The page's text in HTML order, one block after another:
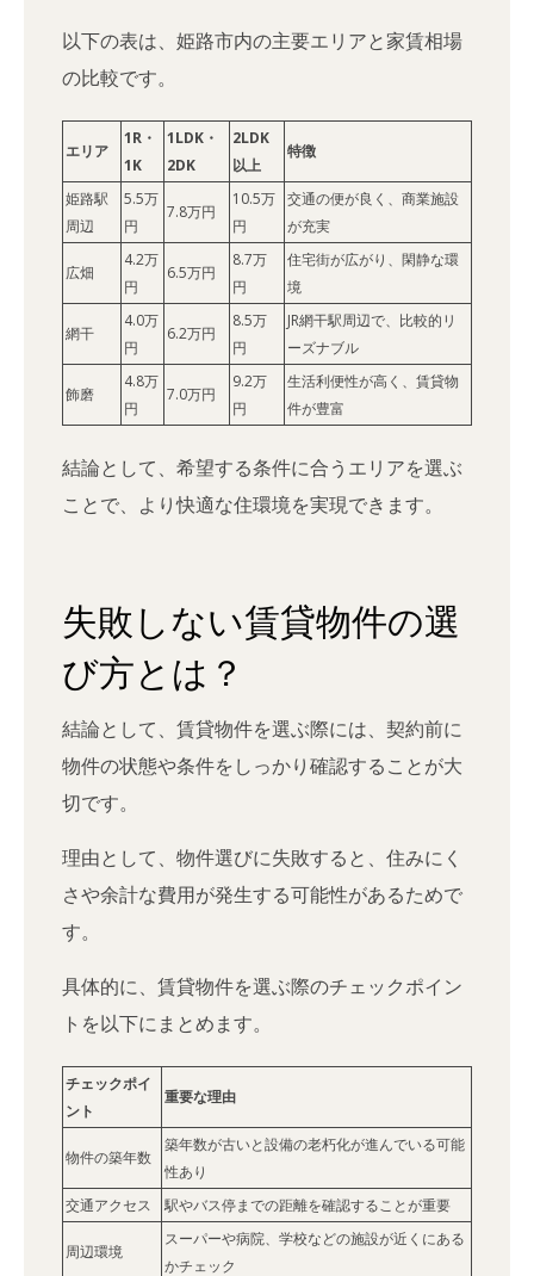
以下の表は、姫路市内の主要エリアと家賃相場
の比較です。
エリア
1R・
1K
1LDK・
2DK
2LDK
以上
特徴
姫路駅
周辺
5.5万
円
7.8万円
10.5万
円
交通の便が良く、商業施設
が充実
広畑
4.2万
円
6.5万円
8.7万
円
住宅街が広がり、閑静な環
境
網干
4.0万
円
6.2万円
8.5万
円
JR網干駅周辺で、比較的リ
ーズナブル
飾磨
4.8万
円
7.0万円
9.2万
円
生活利便性が高く、賃貸物
件が豊富
結論として、希望する条件に合うエリアを選ぶ
ことで、より快適な住環境を実現できます。
失敗しない賃貸物件の選
び方とは？
結論として、賃貸物件を選ぶ際には、契約前に
物件の状態や条件をしっかり確認することが大
切です。
理由として、物件選びに失敗すると、住みにく
さや余計な費用が発生する可能性があるためで
す。
具体的に、賃貸物件を選ぶ際のチェックポイン
トを以下にまとめます。
チェックポイ
ント
重要な理由
物件の築年数
築年数が古いと設備の老朽化が進んでいる可能
性あり
交通アクセス
駅やバス停までの距離を確認することが重要
周辺環境
スーパーや病院、学校などの施設が近くにある
かチェック